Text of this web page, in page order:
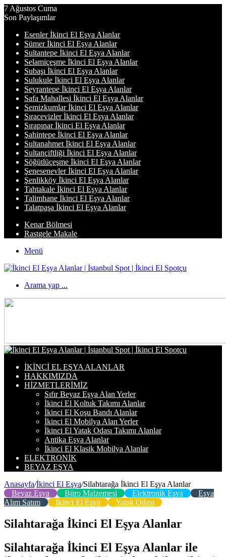
7 Ağustos Cuma
Son Paylaşımlar
Esenler İkinci El Eşya Alanlar
Sümer İkinci El Eşya Alanlar
Sultantepe İkinci El Eşya Alanlar
Selamiçeşme İkinci El Eşya Alanlar
Subaşı İkinci El Eşya Alanlar
Sulukule İkinci El Eşya Alanlar
Seyrantepe İkinci El Eşya Alanlar
Safa Mahallesi İkinci El Eşya Alanlar
Semizkumlar İkinci El Eşya Alanlar
Sıracevizler İkinci El Eşya Alanlar
Sırapınar İkinci El Eşya Alanlar
Şahintepe İkinci El Eşya Alanlar
Sultanahmet İkinci El Eşya Alanlar
Sultançiftliği İkinci El Eşya Alanlar
Söğütlüçeşme İkinci El Eşya Alanlar
Şenesenevler İkinci El Eşya Alanlar
Şenlikköy İkinci El Eşya Alanlar
Tahtakale İkinci El Eşya Alanlar
Talimhane İkinci El Eşya Alanlar
Talatpaşa İkinci El Eşya Alanlar
Kenar Bölmesi
Rastgele Makale
Menü
Arama yap ...
İKINCI EL EŞYA ALANLAR
HAKKIMIZDA
HIZMETLERIMIZ
Sıfır Beyaz Eşya Alan Yerler
İkinci El Koltuk Takımı Alanlar
İkinci El Koşu Bandı Alanlar
İkinci El Mobilya Alan Yerler
İkinci El Yatak Odası Takımı Alanlar
Antika Eşya Alanlar
İkinci El Klasik Mobilya Alanlar
ELEKTRONIK
BEYAZ EŞYA
Anasayfa/İkinci El Eşya/Silahtarağa İkinci El Eşya Alanlar
Beyaz Eşya
Büro Malzemesi Elektronik Eşya
Eşya
Alım Satım
İkinci El Eşya Yatak Odası
Silahtarağa İkinci El Eşya Alanlar
Silahtarağa İkinci El Eşya Alanlar ile